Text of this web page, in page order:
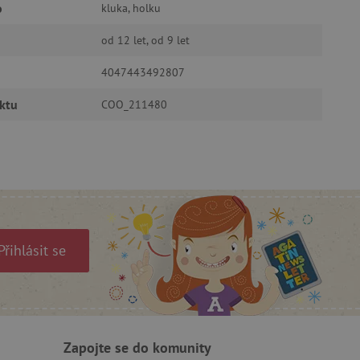
kluka, holku
od 12 let, od 9 let
4047443492807
COO_211480
se
Zapojte se do komunity
na webových
požadavky na
stránkách.
Cookie-Script.com k
soubory cookie
Cookie-Script.com